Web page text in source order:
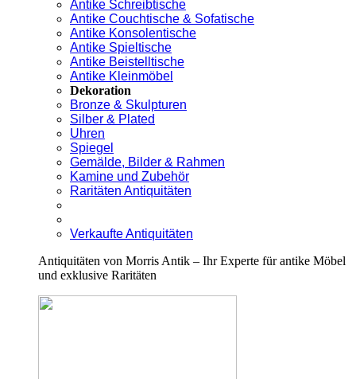
Antike Schreibtische
Antike Couchtische & Sofatische
Antike Konsolentische
Antike Spieltische
Antike Beistelltische
Antike Kleinmöbel
Dekoration
Bronze & Skulpturen
Silber & Plated
Uhren
Spiegel
Gemälde, Bilder & Rahmen
Kamine und Zubehör
Raritäten Antiquitäten
Verkaufte Antiquitäten
Antiquitäten von Morris Antik – Ihr Experte für antike Möbel
und exklusive Raritäten